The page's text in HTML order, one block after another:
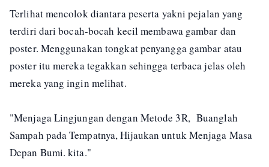
Terlihat mencolok diantara peserta yakni pejalan yang
terdiri dari bocah-bocah kecil membawa gambar dan
poster. Menggunakan tongkat penyangga gambar atau
poster itu mereka tegakkan sehingga terbaca jelas oleh
mereka yang ingin melihat.
"Menjaga Lingjungan dengan Metode 3R, Buanglah
Sampah pada Tempatnya, Hijaukan untuk Menjaga Masa
Depan Bumi. kita."